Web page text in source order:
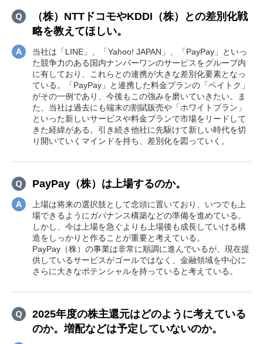
（株）NTTドコモやKDDI（株）との差別化戦
略を教えてほしい。
当社は「LINE」、「Yahoo! JAPAN」、「PayPay」といっ
た競争力のある国内ナンバーワンのサービスをグループ内
に有しており、これらとの連携が大きな差別化要素となっ
ている。「PayPay」と連携した料金プランの「ペイトク」
がその一例であり、今後もこの強みを磨いていきたい。ま
た、当社は過去にも端末の割賦販売や「ホワイトプラン」
といった新しいサービスや料金プランで市場をリードして
きた経緯がある。引き続き他社に先駆けて新しい時代を切
り開いていくマインドを持ち、差別化を図っていく。
PayPay（株）は上場するのか。
上場は将来の選択肢として念頭に置いており、いつでも上
場できるようにガバナンス構築などの準備を進めている。
しかし、今は上場を急ぐよりも上場後も成長していける構
造をしっかりと作ることが重要と考えている。
PayPay（株）の事業は非常に順調に進んでいるが、現在提
供しているサービスがゴールではなく、金融領域を中心に
さらに大きなポテンシャルを持っていると考えている。
2025年度の株主還元はどのように考えている
のか。増配などは予定していないのか。